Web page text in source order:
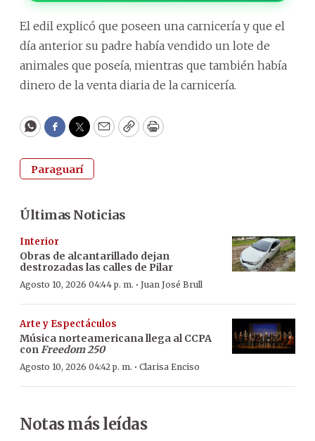
El edil explicó que poseen una carnicería y que el
día anterior su padre había vendido un lote de
animales que poseía, mientras que también había
dinero de la venta diaria de la carnicería.
WhatsApp
Facebook
Twitter
EmailCopyPrint
Paraguarí
Últimas Noticias
Interior
Obras de alcantarillado dejan
destrozadas las calles de Pilar
Agosto 10, 2026 04:44 p. m. · Juan José Brull
Arte y Espectáculos
Música norteamericana llega al CCPA
conFreedom 250
Agosto 10, 2026 04:42 p. m. · Clarisa Enciso
Notas más leídas